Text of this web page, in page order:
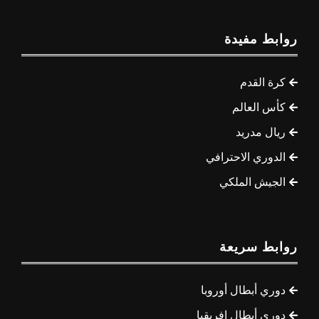
روابط مفيدة
كرة القدم
كأس العالم
ريال مدريد
الدوري الاحترافي
الجيش الملكي
روابط سريعة
دوري أبطال أوروبا
دوري أبطال إفريقيا